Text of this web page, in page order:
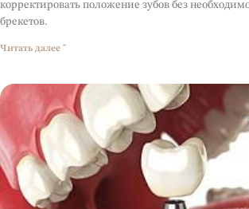
корректировать положение зубов без
брекетов.
Читать далее "